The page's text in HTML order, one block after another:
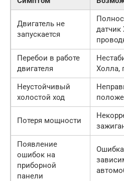
Двигатель не
запускается
датчик
Перебои в работе
двигателя
Холла,
Неустойчивый
холостой ход
Потеря мощности
Появление
ошибок на
приборной
панели
Ошибка